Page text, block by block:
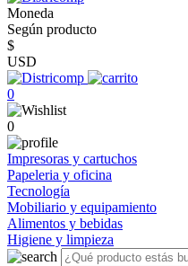
Moneda
Según producto
$
USD
0
0
Impresoras y cartuchos
Papeleria y oficina
Tecnología
Mobiliario y equipamiento
Alimentos y bebidas
Higiene y limpieza